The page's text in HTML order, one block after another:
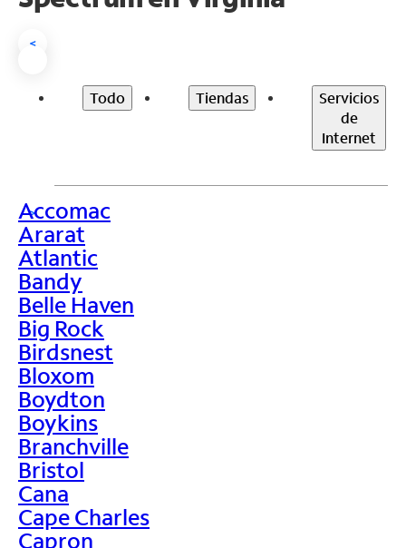
<
Todo Tiendas
Servicios
de
Internet
>
Accomac
Ararat
Atlantic
Bandy
Belle Haven
Big Rock
Birdsnest
Bloxom
Boydton
Boykins
Branchville
Bristol
Cana
Cape Charles
Capron